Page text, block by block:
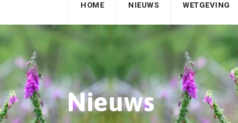
HOME NIEUWS WETGEVING
Nieuws